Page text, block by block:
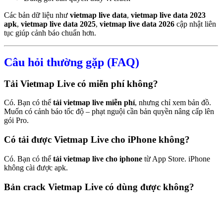
Các bản dữ liệu như vietmap live data, vietmap live data 2023
apk, vietmap live data 2025, vietmap live data 2026 cập nhật liên
tục giúp cảnh báo chuẩn hơn.
Câu hỏi thường gặp (FAQ)
Tải Vietmap Live có miễn phí không?
Có. Bạn có thể tải vietmap live miễn phí, nhưng chỉ xem bản đồ.
Muốn có cảnh báo tốc độ – phạt nguội cần bản quyền nâng cấp lên
gói Pro.
Có tải được Vietmap Live cho iPhone không?
Có. Bạn có thể tải vietmap live cho iphone từ App Store. iPhone
không cài được apk.
Bản crack Vietmap Live có dùng được không?